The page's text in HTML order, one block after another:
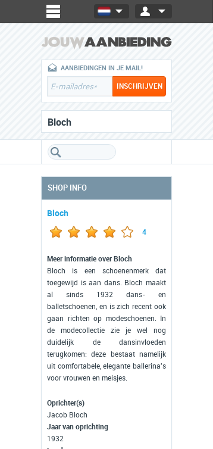
AANBIEDINGEN IN JE MAIL!
Bloch
SHOP INFO
Bloch
4
Meer informatie over Bloch
Bloch is een schoenenmerk dat
toegewijd is aan dans. Bloch maakt
al sinds 1932 dans- en
balletschoenen, en is zich recent ook
gaan richten op modeschoenen. In
de modecollectie zie je wel nog
duidelijk de dansinvloeden
terugkomen: deze bestaat namelijk
uit comfortabele, elegante ballerina's
voor vrouwen en meisjes.
Oprichter(s)
Jacob Bloch
Jaar van oprichting
1932